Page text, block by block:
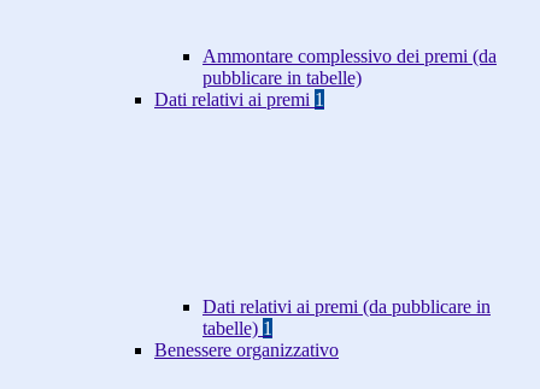
Ammontare complessivo dei premi (da
pubblicare in tabelle)
Dati relativi ai premi 1
Dati relativi ai premi (da pubblicare in
tabelle) 1
Benessere organizzativo